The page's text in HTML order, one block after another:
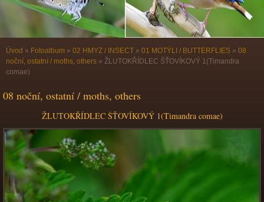
Úvod » Fotoalbum » 02 HMYZ / INSECT » 01 MOTÝLI / BUTTERFLIES » 08
noční, ostatní / moths, others » ŽLUTOKŘÍDLEC ŠŤOVÍKOVÝ 1(Timandra
comae)
08 noční, ostatní / moths, others
ŽLUTOKŘÍDLEC ŠŤOVÍKOVÝ 1(Timandra comae)